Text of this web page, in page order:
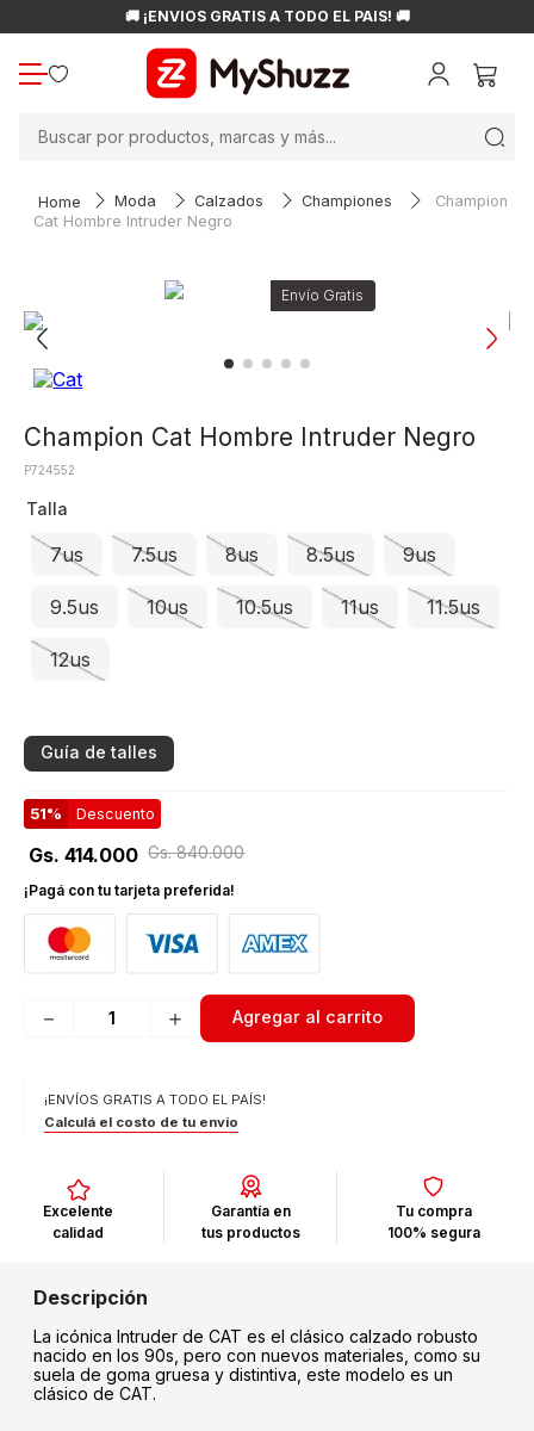
🚚 ¡ENVÍOS GRATIS A TODO EL PAÍS! 🚚
Moda Calzados Championes
Champion
Cat Hombre Intruder Negro
Champion Cat Hombre Intruder Negro
P724552
Talla
7us 7.5us 8us 8.5us 9us
9.5us 10us 10.5us 11us 11.5us
12us
Guía de talles
51% Descuento
Gs. 840.000
Gs. 414.000
¡Pagá con tu tarjeta preferida!
＋
－ Agregar al carrito
¡ENVÍOS GRATIS A TODO EL PAÍS!
Calculá el costo de tu envío
Excelente
calidad
Garantía en
tus productos
Tu compra
100% segura
La icónica Intruder de CAT es el clásico calzado robusto
nacido en los 90s, pero con nuevos materiales, como su
suela de goma gruesa y distintiva, este modelo es un
clásico de CAT.